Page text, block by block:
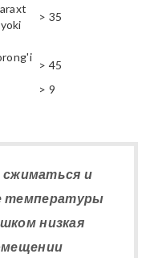
> 35
> 45
> 9
и
температуры
низкая